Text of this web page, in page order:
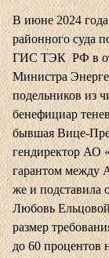
В июне 2024
районного суда
ГИС ТЭК РФ в
Министра
подельников из
бенефициар
бывшая Вице-
гендиректор
гарантом между
же и подставила
Любовь
размер
до 60 процентов